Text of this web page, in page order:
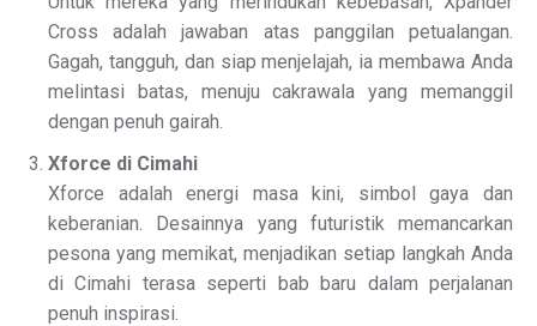
Cross adalah jawaban atas panggilan petualangan.
Gagah, tangguh, dan siap menjelajah, ia membawa Anda
melintasi batas, menuju cakrawala yang memanggil
dengan penuh gairah.
Xforce di Cimahi
Xforce adalah energi masa kini, simbol gaya dan
keberanian. Desainnya yang futuristik memancarkan
pesona yang memikat, menjadikan setiap langkah Anda
di Cimahi terasa seperti bab baru dalam perjalanan
penuh inspirasi.